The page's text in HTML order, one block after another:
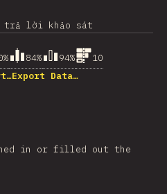
trả lời khảo sát
84% 94%
10
Export Data…
in or filled out the